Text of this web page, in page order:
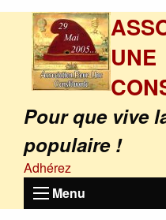
UNE
Pour que vive
populaire !
Adhérez
Menu